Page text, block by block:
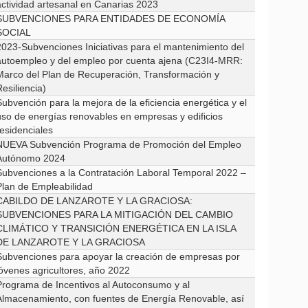
artesanal en Canarias 2023
PARA ENTIDADES DE ECONOMÍA
Subvenciones Iniciativas para el mantenimiento del
y del empleo por cuenta ajena (C23I4-MRR:
del Plan de Recuperación, Transformación y
para la mejora de la eficiencia energética y el
de energías renovables en empresas y edificios
Subvención Programa de Promoción del Empleo
2024
a la Contratación Laboral Temporal 2022 –
de Empleabilidad
DE LANZAROTE Y LA GRACIOSA:
PARA LA MITIGACIÓN DEL CAMBIO
Y TRANSICIÓN ENERGÉTICA EN LA ISLA
LANZAROTE Y LA GRACIOSA
para apoyar la creación de empresas por
agricultores, año 2022
de Incentivos al Autoconsumo y al
con fuentes de Energía Renovable, así